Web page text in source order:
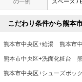
の一例
スペース /
こだわり条件から熊本
熊本市中央区+給湯 熊本市
熊本市中央区+洗面化粧台
熊本市中央区+シューズボッ